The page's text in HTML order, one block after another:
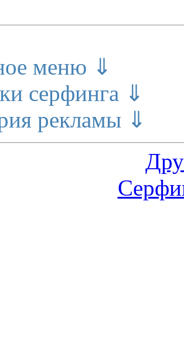
меню ⇓
серфинга ⇓
рекламы ⇓